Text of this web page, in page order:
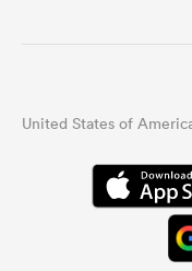
United States of